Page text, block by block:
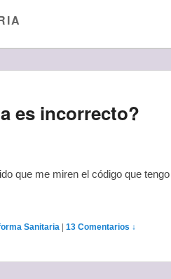
es incorrecto?
que me miren el código que tengo
Sanitaria | 13 Comentarios ↓